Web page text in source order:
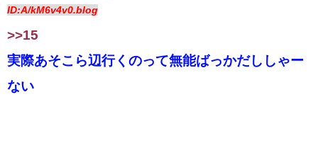
ID:A/kM6v4v0.blog
>>15
実際あそこら辺行くのって無能ばっかだししゃー
ない